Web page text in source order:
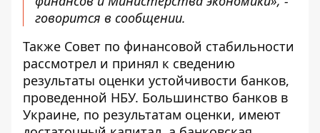
говорится в сообщении.
Также Совет по финансовой стабильности
рассмотрел и принял к сведению
результаты оценки устойчивости банков,
проведенной НБУ. Большинство банков в
Украине, по результатам оценки, имеют